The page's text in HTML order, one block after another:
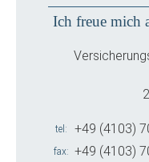
Ich freue mich
tel +49 (4103)
fax +49 (4103)